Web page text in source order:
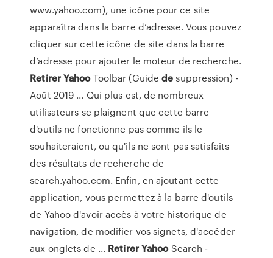
www.yahoo.com), une icône pour ce site
apparaîtra dans la barre d’adresse. Vous pouvez
cliquer sur cette icône de site dans la barre
d’adresse pour ajouter le moteur de recherche.
RetirerYahooToolbar (Guidedesuppression) -
Août 2019 ... Qui plus est, de nombreux
utilisateurs se plaignent que cette barre
d'outils ne fonctionne pas comme ils le
souhaiteraient, ou qu'ils ne sont pas satisfaits
des résultats de recherche de
search.yahoo.com. Enfin, en ajoutant cette
application, vous permettez à la barre d'outils
de Yahoo d'avoir accès à votre historique de
navigation, de modifier vos signets, d'accéder
aux onglets de ... RetirerYahooSearch -